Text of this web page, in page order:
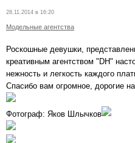
28.11.2014 в 16:20
Модельные агентства
Роскошные девушки,
креативным агентством "DH"
нежность и легкость каждого
Спасибо вам огромное, дорогие
Фотограф: Яков Шлычков